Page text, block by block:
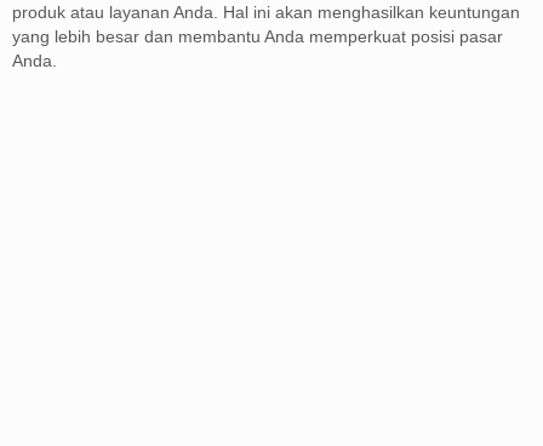
produk atau layanan Anda. Hal ini akan menghasilkan keuntungan
yang lebih besar dan membantu Anda memperkuat posisi pasar
Anda.